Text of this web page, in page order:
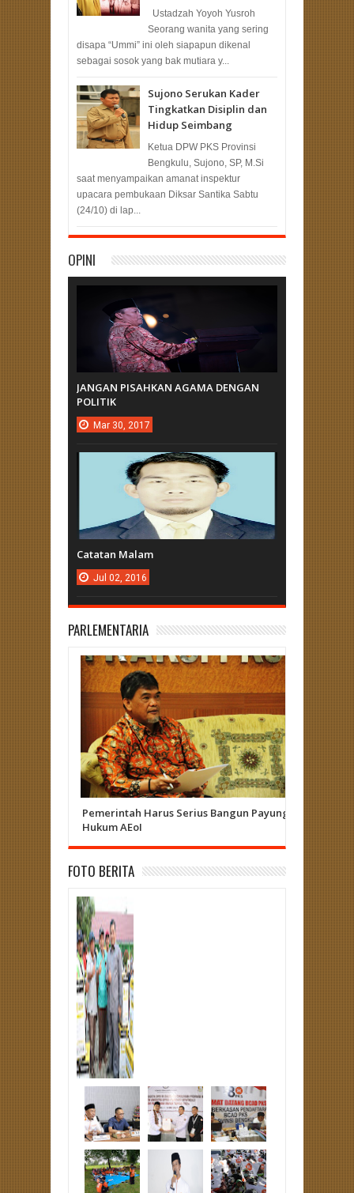
Ustadzah Yoyoh Yusroh
Seorang wanita yang sering
disapa “Ummi” ini oleh siapapun dikenal
sebagai sosok yang bak mutiara y...
Sujono Serukan Kader
Tingkatkan Disiplin dan
Hidup Seimbang
Ketua DPW PKS Provinsi
Bengkulu, Sujono, SP, M.Si
saat menyampaikan amanat inspektur
upacara pembukaan Diksar Santika Sabtu
(24/10) di lap...
OPINI
JANGAN PISAHKAN AGAMA DENGAN
POLITIK
Mar 30, 2017
Catatan Malam
Jul 02, 2016
PARLEMENTARIA
Pemerintah Harus Serius Bangun Payung
Hukum AEoI
Herizal
Curup -
FOTO BERITA